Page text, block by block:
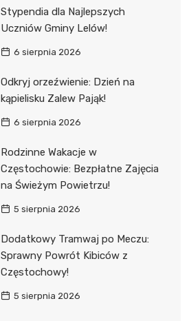
Stypendia dla Najlepszych
Uczniów Gminy Lelów!
6 sierpnia 2026
Odkryj orzeźwienie: Dzień na
kąpielisku Zalew Pająk!
6 sierpnia 2026
Rodzinne Wakacje w
Częstochowie: Bezpłatne Zajęcia
na Świeżym Powietrzu!
5 sierpnia 2026
Dodatkowy Tramwaj po Meczu:
Sprawny Powrót Kibiców z
Częstochowy!
5 sierpnia 2026